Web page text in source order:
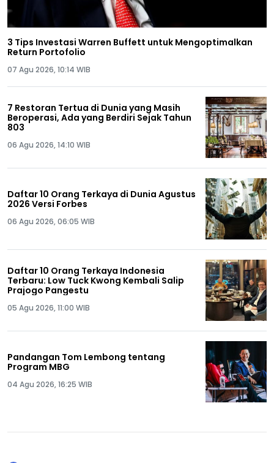
3 Tips Investasi Warren Buffett untuk Mengoptimalkan
Return Portofolio
07 Agu 2026, 10:14 WIB
7 Restoran Tertua di Dunia yang Masih
Beroperasi, Ada yang Berdiri Sejak Tahun
803
06 Agu 2026, 14:10 WIB
Daftar 10 Orang Terkaya di Dunia Agustus
2026 Versi Forbes
06 Agu 2026, 06:05 WIB
Daftar 10 Orang Terkaya Indonesia
Terbaru: Low Tuck Kwong Kembali Salip
Prajogo Pangestu
05 Agu 2026, 11:00 WIB
Pandangan Tom Lembong tentang
Program MBG
04 Agu 2026, 16:25 WIB